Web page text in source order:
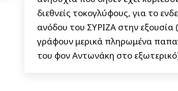
διεθνείς τοκογλύφους, για το
ανόδου του ΣΥΡΙΖΑ στην εξουσία
γράφουν μερικά πληρωμένα
του φον Αντωνάκη στο